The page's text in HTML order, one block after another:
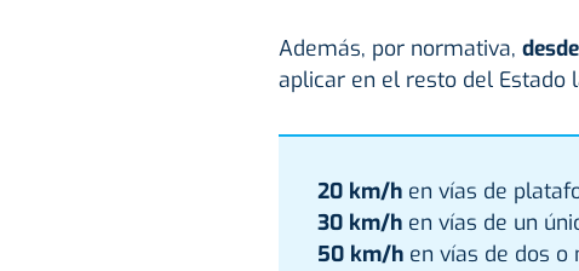
Además, por normativa,
aplicar en el resto del Estado
20 km/hen vías de
30 km/hen vías de un
50 km/hen vías de dos o